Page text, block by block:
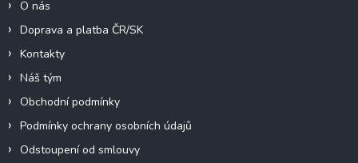
O nás
Doprava a platba ČR/SK
Kontakty
Náš tým
Obchodní podmínky
Podmínky ochrany osobních údajů
Odstoupení od smlouvy